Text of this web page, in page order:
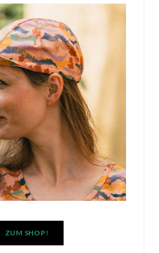
ZUM SHOP!